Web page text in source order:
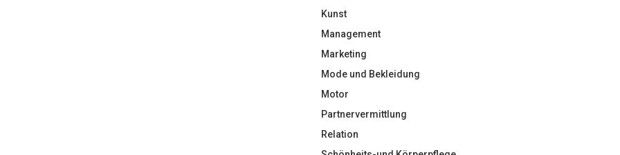
Kunst
Management
Marketing
Mode und Bekleidung
Motor
Partnervermittlung
Relation